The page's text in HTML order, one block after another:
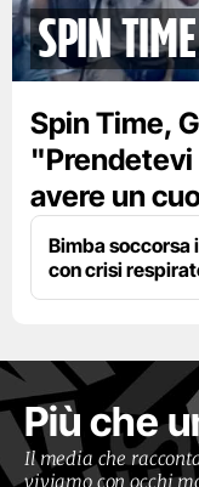
spin time
Spin Time,
"Prendetevi
avere un
Bimba soccorsa
con crisi
Più che
Il media che
viviamo con occhi